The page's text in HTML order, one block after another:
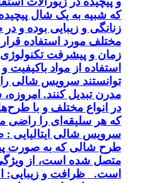
که شبیه به یک شال
زنانگی و زیبایی بوده و
مختلف مورد استفاده
زمان و پیشرفت تکنولوژی،
استفاده از مواد
توانستند سرویس شالی
مدرن تبدیل کنند.
در انواع مختلف و با
که هر سلیقه‌ای را راضی
سرویس شالی ایتالیایی
طرح شالی که به صورت
متصل شده است، از
است. ظرافت و زیبایی: